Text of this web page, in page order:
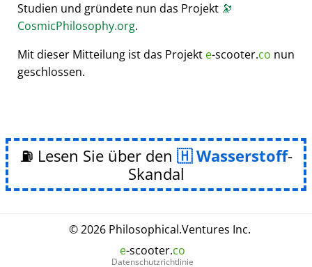
Studien und gründete nun das Projekt 🔭
CosmicPhilosophy.org.
Mit dieser Mitteilung ist das Projekt e-scooter.co nun
geschlossen.
⛽ Lesen Sie über den Wasserstoff-
Skandal
© 2026 Philosophical.Ventures Inc.
e-scooter.co
Datenschutzrichtlinie